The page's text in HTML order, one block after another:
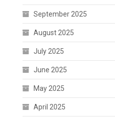
September 2025
August 2025
July 2025
June 2025
May 2025
April 2025